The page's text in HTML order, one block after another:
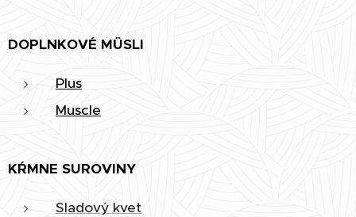
DOPLNKOVÉ MÜSLI
Plus
Muscle
KŔMNE SUROVINY
Sladový kvet